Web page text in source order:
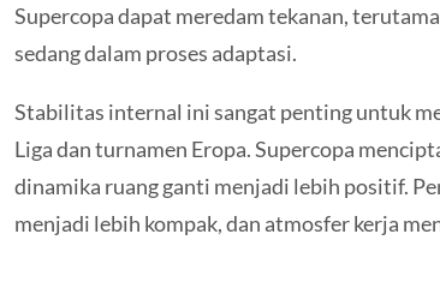
Supercopa dapat meredam tekanan,
sedang dalam proses adaptasi.
Stabilitas internal ini sangat penting untuk
Liga dan turnamen Eropa. Supercopa
dinamika ruang ganti menjadi lebih positif.
menjadi lebih kompak, dan atmosfer kerja